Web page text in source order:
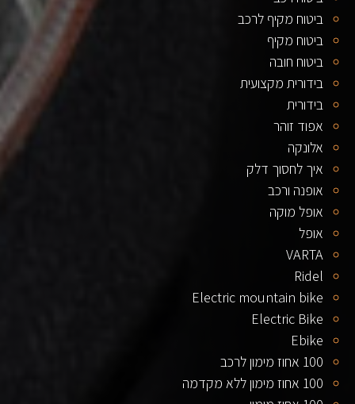
ביטוח מקיף לרכב
ביטוח מקיף
ביטוח חובה
בידורית מקצועית
בידורית
אפוד זוהר
אלונקה
איך לחסוך דלק
אופנה ורכב
אופל מוקה
אופל
VARTA
Ridel
Electric mountain bike
Electric Bike
Ebike
100 אחוז מימון לרכב
100 אחוז מימון ללא מקדמה